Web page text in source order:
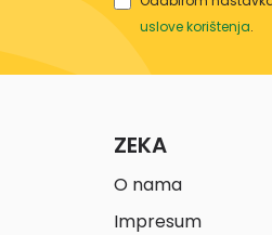
uslove korištenja.
ZEKA
O nama
Impresum